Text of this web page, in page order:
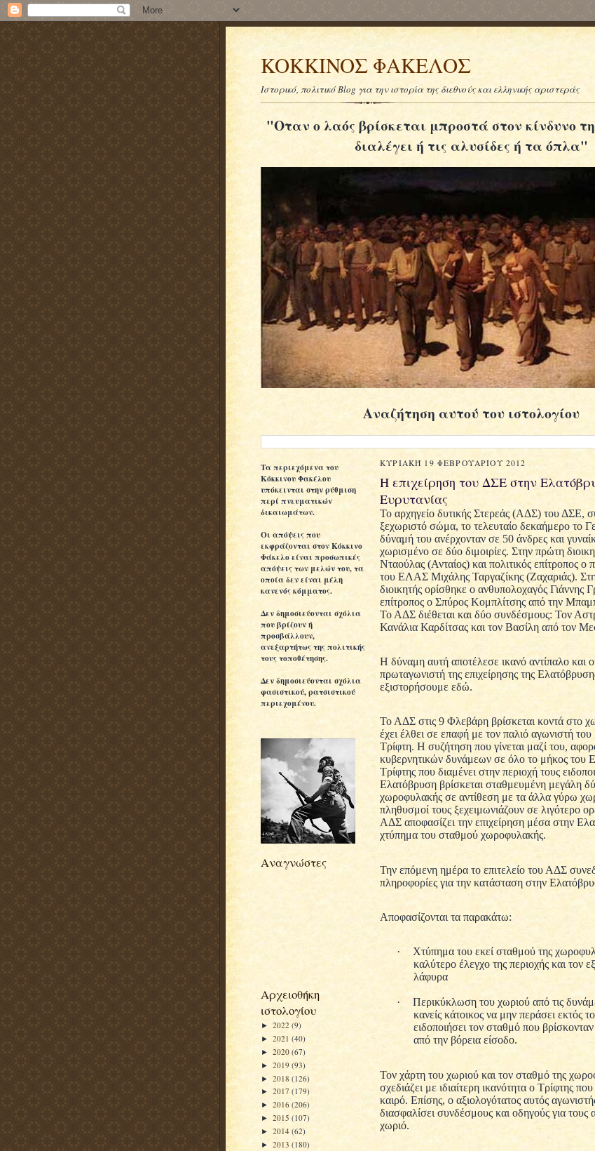
KOKKINOΣ ΦΑΚΕΛΟΣ
Ιστορικό, πολιτικό Blog για την ιστορία της διεθνούς και ελληνικής αριστεράς
"Οταν ο λαός βρίσκεται μπροστά στον κίνδυνο
διαλέγει ή τις αλυσίδες ή τα όπλα"
Αναζήτηση αυτού του ιστολογίου
Τα περιεχόμενα του
ΚόκκινουΦακέλου
υπόκεινται στην ρύθμιση
περί πνευματικών
δικαιωμάτων.
Oι απόψεις που
εκφράζονται στον Κόκκινο
Φάκελο είναι προσωπικές
απόψεις των μελών του, τα
οποία δεν είναι μέλη
κανενός κόμματος.
Δεν δημοσιεύονται σχόλια
που βρίζουν ή
προσβάλλουν,
ανεξαρτήτως της πολιτικής
τους τοποθέτησης.
Δεν δημοσιεύονται σχόλια
φασιστικού, ρατσιστικού
περιεχομένου.
Αναγνώστες
Αρχειοθήκη
ιστολογίου
► 2022 (9)
► 2021 (40)
► 2020 (67)
► 2019 (93)
► 2018 (126)
► 2017 (179)
► 2016 (206)
► 2015 (107)
► 2014 (62)
► 2013 (180)
ΚΥΡΙΑΚΉ 19 ΦΕΒΡΟΥΑΡΊΟΥ 2012
Η επιχείρηση του ΔΣΕ στην
Ευρυτανίας
To αρχηγείο δυτικής Στερεάς (ΑΔΣ) του ΔΣΕ,
ξεχωριστό σώμα, το τελευταίο δεκαήμερο το
δύναμή του ανέρχονταν σε 50 άνδρες και
χωρισμένο σε δύο διμοιρίες. Στην πρώτη
Νταούλας (Ανταίος) και πολιτικός επίτροπος ο
του ΕΛΑΣ Μιχάλης Ταργαζίκης (Ζαχαριάς).
διοικητής ορίσθηκε ο ανθυπολοχαγός Γιάννης
επίτροπος ο Σπύρος Κομπλίτσης από την
Το ΑΔΣ διέθεται και δύο συνδέσμους: Τον
Κανάλια Καρδίτσας και τον Βασίλη από τον
Η δύναμη αυτή αποτέλεσε ικανό αντίπαλο και
πρωταγωνιστή της επιχείρησης της
εξιστορήσουμε εδώ.
Το ΑΔΣ στις 9 Φλεβάρη βρίσκεται κοντά στο
έχει έλθει σε επαφή με τον παλιό αγωνιστή
Τρίφτη. Η συζήτηση που γίνεται μαζί του,
κυβερνητικών δυνάμεων σε όλο το μήκος του
Τρίφτης που διαμένει στην περιοχή τους
Ελατόβρυση βρίσκεται σταθμευμένη μεγάλη
χωροφυλακής σε αντίθεση με τα άλλα γύρω
πληθυσμοί τους ξεχειμωνιάζουν σε λιγότερο
ΑΔΣ αποφασίζει την επιχείρηση μέσα στην
χτύπημα του σταθμού χωροφυλακής.
Την επόμενη ημέρα το επιτελείο του ΑΔΣ
πληροφορίες για την κατάσταση στην
Αποφασίζονται τα παρακάτω:
·
Χτύπημα του εκεί σταθμού της
καλύτερο έλεγχο της περιοχής και τον
λάφυρα
·
Περικύκλωση του χωριού από τις
κανείς κάτοικος να μην περάσει εκτός
ειδοποιήσει τον σταθμό που
από την βόρεια είσοδο.
Τον χάρτη του χωριού και τον σταθμό της
σχεδιάζει με ιδιαίτερη ικανότητα ο Τρίφτης
καιρό. Επίσης, ο αξιολογότατος αυτός
διασφαλίσει συνδέσμους και οδηγούς για τους
χωριό.